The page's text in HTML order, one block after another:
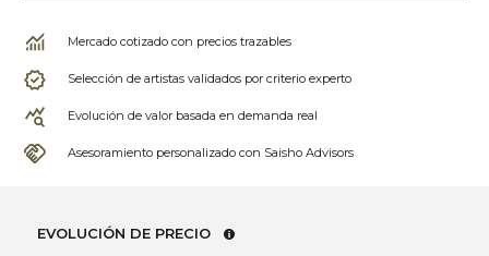
Mercado cotizado con precios trazables
Selección de artistas validados por criterio experto
Evolución de valor basada en demanda real
Asesoramiento personalizado con Saisho Advisors
EVOLUCIÓN DE PRECIO